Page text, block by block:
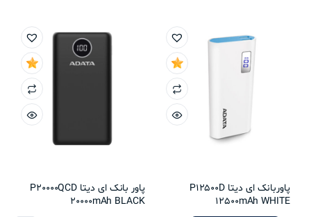
پاوربانک ای دیتا P12500D
12500mAh WHITE
پاور بانک ای دیتا P20000QCD
20000mAh BLACK